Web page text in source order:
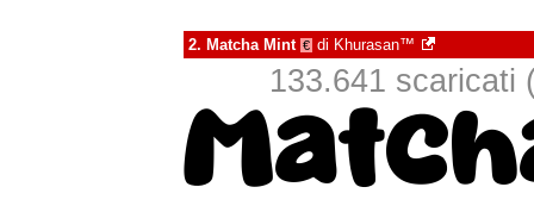
2. Matcha Mint € di Khurasan™
133.641 scaricati